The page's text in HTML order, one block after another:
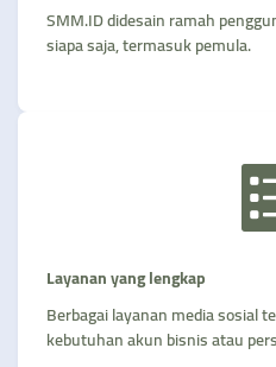
SMM.ID didesain ramah
siapa saja, termasuk pemula.
Layanan yang lengkap
Berbagai layanan media sosial
kebutuhan akun bisnis atau